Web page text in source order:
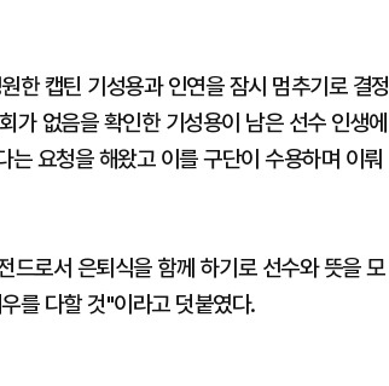
한 캡틴 기성용과 인연을 잠시 멈추기로 결정
가 없음을 확인한 기성용이 남은 선수 인생에
요청을 해왔고 이를 구단이 수용하며 이뤄
드로서 은퇴식을 함께 하기로 선수와 뜻을 모
를 다할 것"이라고 덧붙였다.